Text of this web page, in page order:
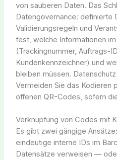
von sauberen Daten. Das
Datengovernance: definierte
Validierungsregeln und
fest, welche Informationen
(Trackingnummer, Auftrags-
Kundenkennzeichner) und
bleiben müssen.
Vermeiden Sie das Kodieren
offenen QR-Codes, sofern
Verknüpfung von Codes mit
Es gibt zwei gängige
eindeutige interne IDs im
Datensätze verweisen —